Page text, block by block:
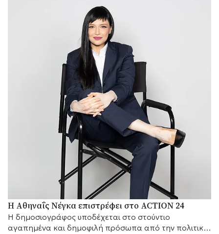
Η Αθηναΐς Νέγκα επιστρέφει στο ACTION 24
H δημοσιογράφος υποδέχεται στο στούντιο
αγαπημένα και δημοφιλή πρόσωπα από την πολιτική